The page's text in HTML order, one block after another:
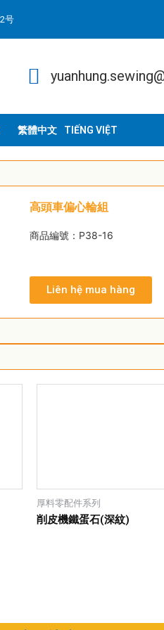
号
TIẾNG VIỆT
高頭車偏心輪組
商品編號：P38-16
Liên hệ mua hàng
厚料零配件系列
削皮機鐵蛋石(深紋)